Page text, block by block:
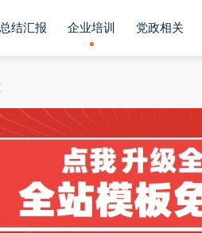
总结汇报 企业培训 党政相关